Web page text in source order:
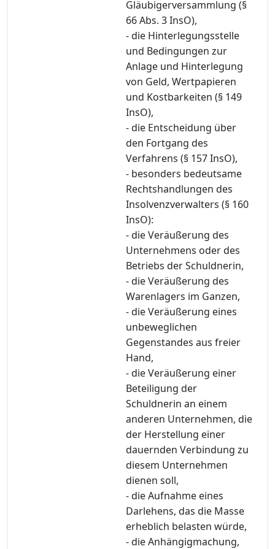
Gläubigerversammlung (§
66 Abs. 3 InsO),
- die Hinterlegungsstelle
und Bedingungen zur
Anlage und Hinterlegung
von Geld, Wertpapieren
und Kostbarkeiten (§ 149
InsO),
- die Entscheidung über
den Fortgang des
Verfahrens (§ 157 InsO),
- besonders bedeutsame
Rechtshandlungen des
Insolvenzverwalters (§ 160
InsO):
- die Veräußerung des
Unternehmens oder des
Betriebs der Schuldnerin,
- die Veräußerung des
Warenlagers im Ganzen,
- die Veräußerung eines
unbeweglichen
Gegenstandes aus freier
Hand,
- die Veräußerung einer
Beteiligung der
Schuldnerin an einem
anderen Unternehmen, die
der Herstellung einer
dauernden Verbindung zu
diesem Unternehmen
dienen soll,
- die Aufnahme eines
Darlehens, das die Masse
erheblich belasten würde,
- die Anhängigmachung,